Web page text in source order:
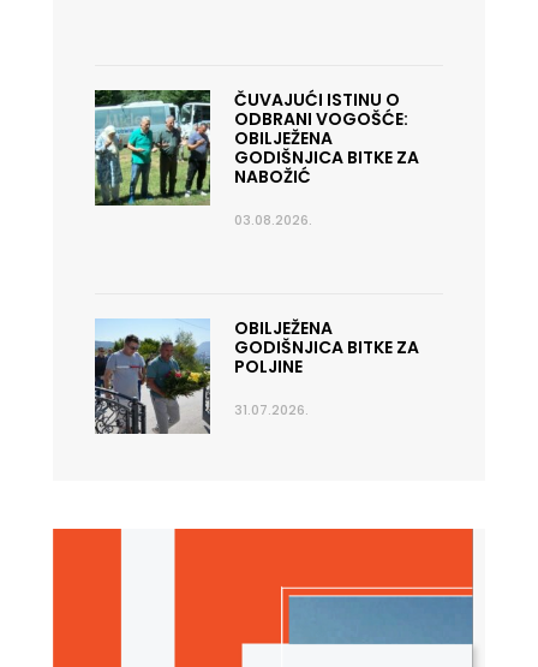
ČUVAJUĆI ISTINU O
ODBRANI VOGOŠĆE:
OBILJEŽENA
GODIŠNJICA BITKE ZA
NABOŽIĆ
03.08.2026.
OBILJEŽENA
GODIŠNJICA BITKE ZA
POLJINE
31.07.2026.